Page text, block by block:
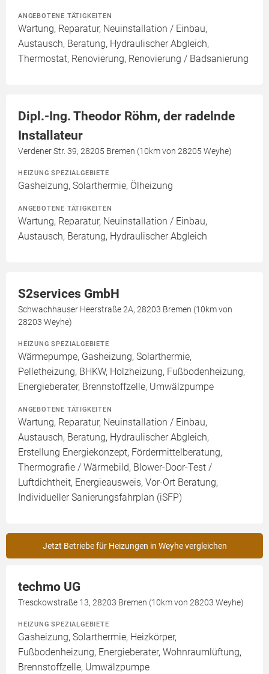
ANGEBOTENE TÄTIGKEITEN
Wartung, Reparatur, Neuinstallation / Einbau,
Austausch, Beratung, Hydraulischer Abgleich,
Thermostat, Renovierung, Renovierung / Badsanierung
Dipl.-Ing. Theodor Röhm, der radelnde
Installateur
Verdener Str. 39, 28205 Bremen (10km von 28205 Weyhe)
HEIZUNG SPEZIALGEBIETE
Gasheizung, Solarthermie, Ölheizung
ANGEBOTENE TÄTIGKEITEN
Wartung, Reparatur, Neuinstallation / Einbau,
Austausch, Beratung, Hydraulischer Abgleich
S2services GmbH
Schwachhauser Heerstraße 2A, 28203 Bremen (10km von
28203 Weyhe)
HEIZUNG SPEZIALGEBIETE
Wärmepumpe, Gasheizung, Solarthermie,
Pelletheizung, BHKW, Holzheizung, Fußbodenheizung,
Energieberater, Brennstoffzelle, Umwälzpumpe
ANGEBOTENE TÄTIGKEITEN
Wartung, Reparatur, Neuinstallation / Einbau,
Austausch, Beratung, Hydraulischer Abgleich,
Erstellung Energiekonzept, Fördermittelberatung,
Thermografie / Wärmebild, Blower-Door-Test /
Luftdichtheit, Energieausweis, Vor-Ort Beratung,
Individueller Sanierungsfahrplan (iSFP)
Jetzt Betriebe für Heizungen in Weyhe vergleichen
techmo UG
Tresckowstraße 13, 28203 Bremen (10km von 28203 Weyhe)
HEIZUNG SPEZIALGEBIETE
Gasheizung, Solarthermie, Heizkörper,
Fußbodenheizung, Energieberater, Wohnraumlüftung,
Brennstoffzelle, Umwälzpumpe